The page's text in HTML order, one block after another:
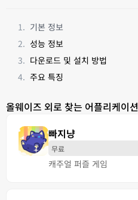
기본 정보
성능 정보
다운로드 및 설치 방법
주요 특징
올웨이즈 외로 찾는 어플리케이션
빠지냥
무료
캐주얼 퍼즐 게임